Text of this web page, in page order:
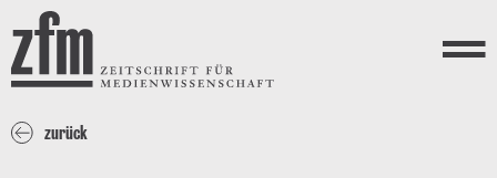
Direkt zum Inhalt
ZEITSCHRIFT FÜR
MEDIENWISSENSCHAFT
Menü
zurück